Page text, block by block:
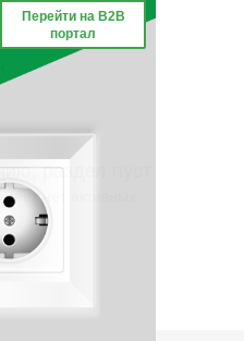
раздел пуст
нет активных
Перейти на B2B
портал